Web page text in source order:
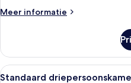
Meer informatie
Meer
Twin
kamer
Alle12
Standaard